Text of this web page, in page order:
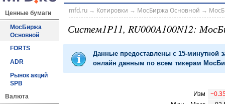
Ценные бумаги
МосБиржа
Основной
FORTS
ADR
Рынок акций
SPB
Валюта
mfd.ru→ Котировки → МосБиржа Основной →
Систем1P11, RU000A100N12:
Данные предоставлены с 15-минутной
онлайн данным по всем тикерам
Изм